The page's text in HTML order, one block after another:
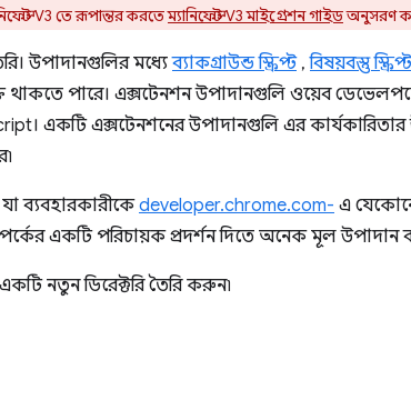
V3 তে রূপান্তর করতেম্যানিফেস্ট V3 মাইগ্রেশন গাইডঅনুসরণ
উপাদানগুলির মধ্যেব্যাকগ্রাউন্ড স্ক্রিপ্ট,বিষয়বস্তু স্ক্রিপ্ট
থাকতে পারে। এক্সটেনশন উপাদানগুলি ওয়েব
একটি এক্সটেনশনের উপাদানগুলি এর কার্যকারিতার
ব্যবহারকারীকেdeveloper.chrome.com- এ
একটি পরিচায়ক প্রদর্শন দিতে অনেক মূল উপাদান
নতুন ডিরেক্টরি তৈরি করুন৷